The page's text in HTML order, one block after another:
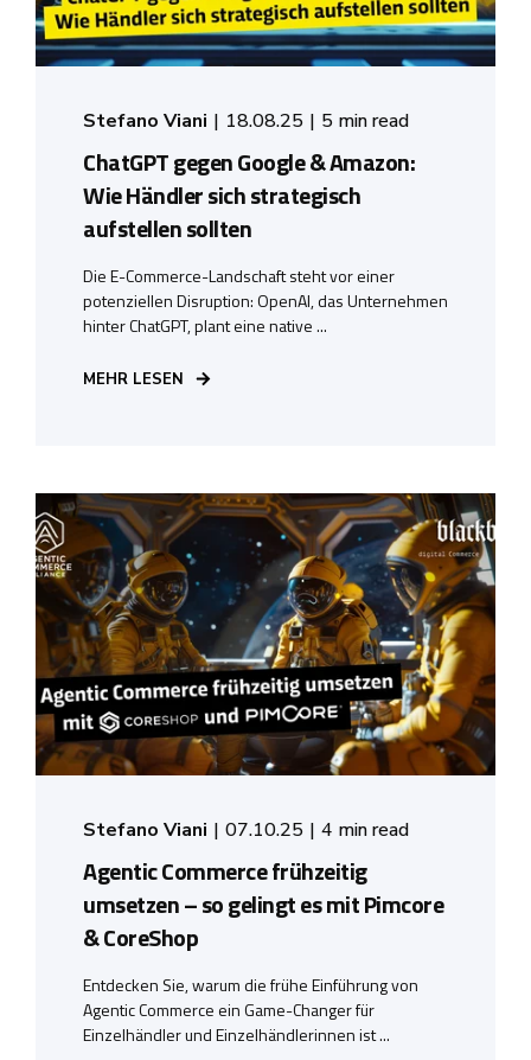
Stefano Viani 18.08.25 5 min read
ChatGPT gegen Google & Amazon:
Wie Händler sich strategisch
aufstellen sollten
Die E-Commerce-Landschaft steht vor einer
potenziellen Disruption: OpenAI, das Unternehmen
hinter ChatGPT, plant eine native ...
MEHR LESEN
Stefano Viani 07.10.25 4 min read
Agentic Commerce frühzeitig
umsetzen – so gelingt es mit Pimcore
& CoreShop
Entdecken Sie, warum die frühe Einführung von
Agentic Commerce ein Game-Changer für
Einzelhändler und Einzelhändlerinnen ist ...